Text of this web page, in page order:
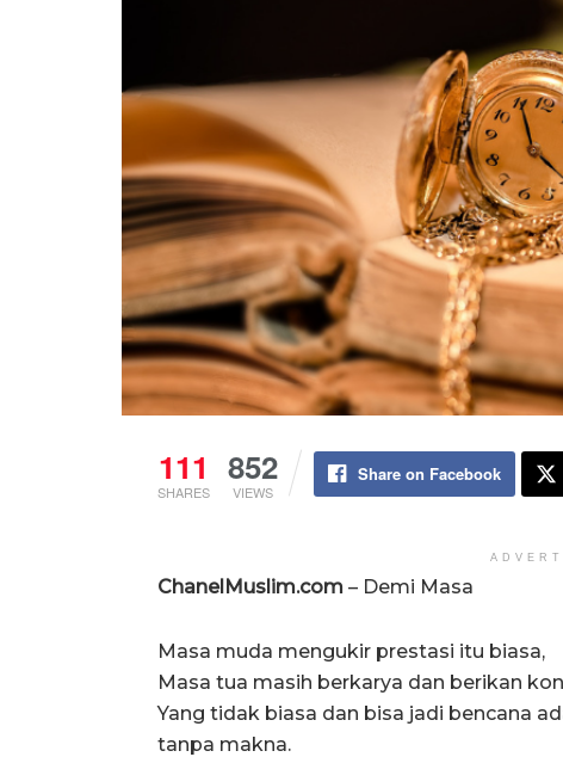
111
SHARES
852
VIEWS
Share on Facebook
ChanelMuslim.com – Demi Masa
Masa muda mengukir prestasi itu biasa,
Masa tua masih berkarya dan berikan
Yang tidak biasa dan bisa jadi bencana
tanpa makna.